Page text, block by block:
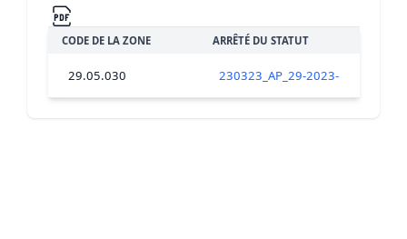
CODE DE LA ZONE ARRÊTÉ DU STATUT
29.05.030 230323_AP_29-2023-03-23-